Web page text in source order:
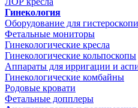
Гинекология
Оборудование для
Фетальные мониторы
Гинекологические кресла
Гинекологические кольпоскопы
Аппараты для ирригации и
Гинекологические комбайны
Родовые кровати
Фетальные допплеры